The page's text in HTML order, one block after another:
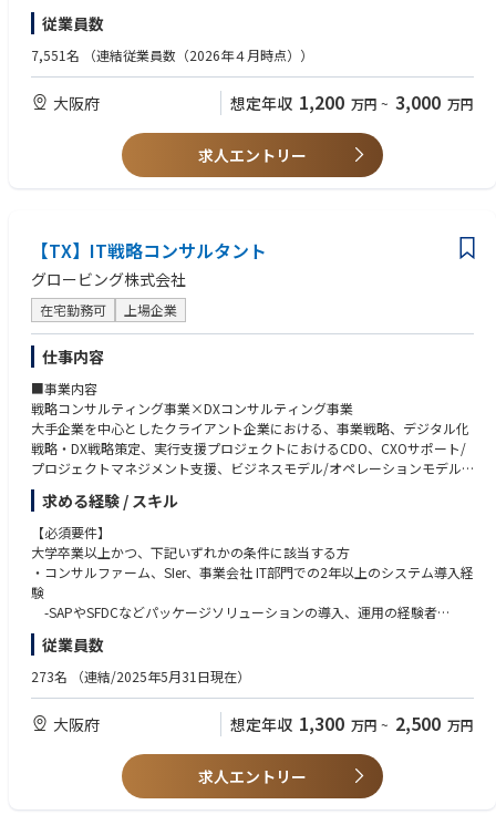
ンスフォーメーション等
・戦略/業務/ITについての専門知識を活かした課題解決や新規サービス企
画/事業戦略の策定支援
・各インダストリーのPMO案件に従事
・銀行：生成AIの全社導入戦略策定および導入検討
クライアントの中期経営計画の柱である全社的な生成AI活用推進を支援。
各事業部ごとのユースケース推進のみにとどまらず、全社横断的なAI導入
基盤の検討など全体マネジメントを実施。
・小売（外食）：店舗配置検討におけるデータ分析モデル構築
外資系飲食業界のクライアントにおいて、数か月という短い期間で収益改
善が見込める店舗配置の再検討を本社より求められていた。
本プロジェクトでは、ビジネスコンサルタントとシステムコンサルタント
が密に連携し、Pythonを用いたAIモデルの構築、オープンデータの収集・
活用、分析プロセスの自動化などを通じて、収益改善を実現できる勝ち筋
をスピーディーに導出 。
・エネルギー：電力需給における自動予測システムの構築
大手電力会社において、社会インフラとしての影響度が極めて高い電力需
給予測業務に対し制度変更のたびに複数のツールを都度補完的に活用して
いたため、業務の品質と効率性の両面で課題が顕在化していた。
これまでの電力業界への豊富な支援実績により蓄積されたナレッジと、企
画からシステム開発まで一気通貫してご支援できる体制をフルに活用。結
果、制度変更への対応だけでなく、季節性など不確実性の高い事象にも対
応可能な高精度な電力需給の自動予測システムを構築。
■同社が誇る”One Pool制”とは
ンサルティングファームでは業界と領域（戦略、業務、ITなど）のマトリ
クスにより配属組織が決まる一方で、同社ではその組織を壁の無い文字通
りOne Poolにすることにより、コンサルタントが幅広い業界と幅広い領域
■キャリアパス
・現在のビジネススキル/ITスキルと経験を分析して、目指すべき姿（目
【望まれる経験】
・事業会社の経営企画、営業企画などの実務経験
・事業戦略策定、マーケティング戦略、新サービス企画の経験
・総合コンサルティングファーム、SIerにてIT/業務領域の課題解決プロジ
ェクト経験
従業員数
7,551名 （連結従業員数（2026年４月時点））
大阪府 想定年収 1,200 万円 ~ 3,000 万円
求人エントリー
【TX】IT戦略コンサルタント
グロービング株式会社
在宅勤務可 上場企業
仕事内容
■事業内容
戦略コンサルティング事業×DXコンサルティング事業
大手企業を中心としたクライアント企業における、事業戦略、デジタル化
戦略・DX戦略策定、実行支援プロジェクトにおけるCDO、CXOサポート/
プロジェクトマネジメント支援、ビジネスモデル/オペレーションモデル/
サービスモデルの変革、及び新規事業の立ち上げなどの実行推進支援。
デジタル新規事業の立ち上げ
DXコンサルティング事業で蓄積した経営/ビジネス高度化知見と、Digital
やAI/IoT等の知見を掛け合わせた新規事業/サービスの開発、展開。
■仕事内容
現」をゴールに、経営戦略に紐づいた「定量的な成果を実現する変革テー
マ」の具体化・優先順位付けをし、その実現に必要なHowとして「業務改
革」「人材・組織変革」「デジタルアセット蓄積・活用」を追求。
-データ基盤の構想～実装、データを活用したAIの業務適用の構想、BPR、
戦略ファームならではの事業戦略(新規事業進出、大規模構造改革)から、A
I/Dataを活用した根本的な業務改革案件を中心とした支援。
求める経験 / スキル
【必須要件】
大学卒業以上かつ、下記いずれかの条件に該当する方
・コンサルファーム、SIer、事業会社 IT部門での2年以上のシステム導入経
験
-SAPやSFDCなどパッケージソリューションの導入、運用の経験者
-システム導入案件のPMOやクライアントの立場として、プロジェクト
推進された方
-特定の業務領域(営業/SCM/会計等)の業務プロセス知見とシステム導入
-コンサルタントとして対クライアント向けの課題設定・要検定義の経験
者
-エンジニア・サイエンティストとして社内向け・クライアント向けのプ
ロダクトを開発した経験者
-デザイナーとして社内外向けデジタルプロダクトのUIUXをデザインし
従業員数
273名 （連結/2025年5月31日現在）
大阪府 想定年収 1,300 万円 ~ 2,500 万円
求人エントリー